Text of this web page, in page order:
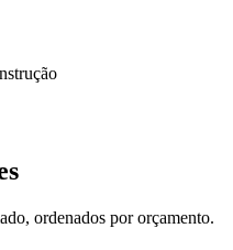
ordenados por orçamento.